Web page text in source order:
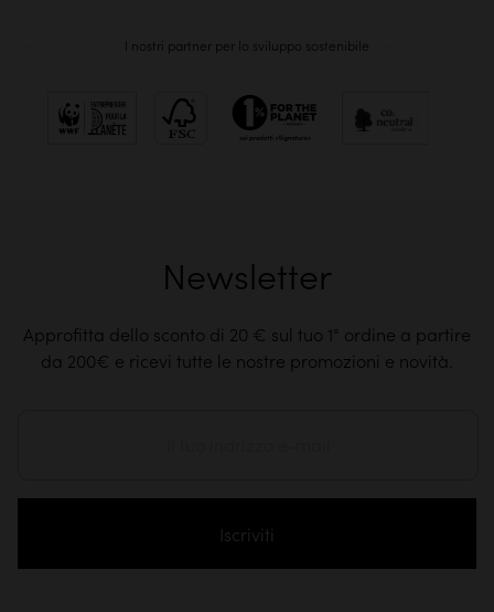
I nostri partner per lo sviluppo sostenibile
Newsletter
Approfitta dello sconto di 20 € sul tuo 1° ordine a partire
da 200€ e ricevi tutte le nostre promozioni e novità.
Iscriviti